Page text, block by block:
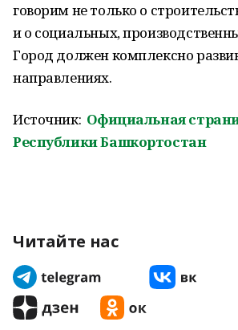
говорим не только о
и о социальных,
Город должен комплексно
направлениях.
Источник: Официальная
Республики Башкортостан
Читайте нас